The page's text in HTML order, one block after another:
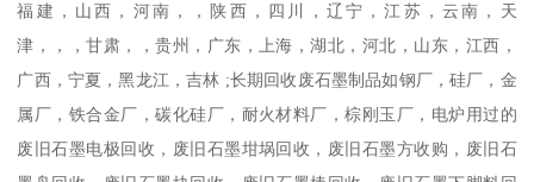
福建，山西，河南，，陕西，四川，辽宁，江苏，云南，天
津，，，甘肃，，贵州，广东，上海，湖北，河北，山东，江西，
广西，宁夏，黑龙江，吉林 ;长期回收废石墨制品如钢厂，硅厂，金
属厂，铁合金厂，碳化硅厂，耐火材料厂，棕刚玉厂，电炉用过的
废旧石墨电极回收，废旧石墨坩埚回收，废旧石墨方收购，废旧石